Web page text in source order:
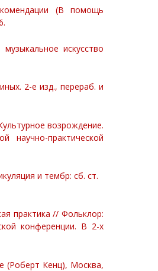
(В помощь
искусство
2-е изд., перераб. и
возрождение.
научно-практической
и тембр: сб. ст.
практика // Фольклор:
конференции. В 2-х
(Роберт Кенц), Москва,